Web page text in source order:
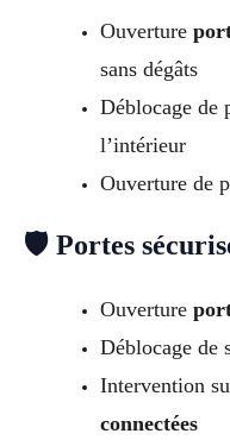
Ouverture
sans dégâts
Déblocage de
l’intérieur
Ouverture de
🛡 Portes
Ouverture
Déblocage de
Intervention
connectées